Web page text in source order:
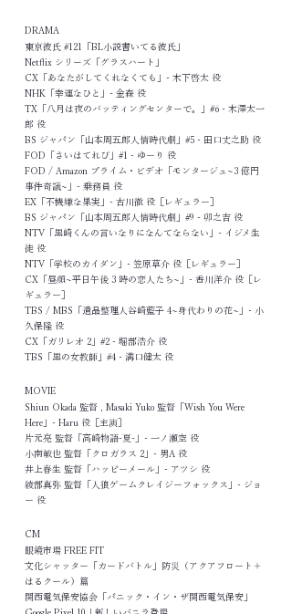
DRAMA
東京彼氏 #121「BL小説書いてる彼氏」
Netflix シリーズ「グラスハート」
CX「あなたがしてくれなくても」- 木下啓太 役
NHK「幸運なひと」- 金森 役
TX「八月は夜のバッティングセンターで。」#6 - 木澤太一
郎 役
BS ジャパン「山本周五郎人情時代劇」#5 - 田口丈之助 役
FOD「さいはてれび」#1 - ゆーり 役
FOD / Amazon プライム・ビデオ「モンタージュ~3 億円
事件奇議~」- 乗務員 役
EX「不機嫌な果実」- 古川徹 役［レギュラー］
BS ジャパン「山本周五郎人情時代劇」#9 - 卯之吉 役
NTV「黒崎くんの言いなりになんてならない」- イジメ生
徒 役
NTV「学校のカイダン」- 笠原草介 役［レギュラー］
CX「昼顔~平日午後 3 時の恋人たち~」- 香川洋介 役［レ
ギュラー］
TBS / MBS「遺品整理人谷崎藍子 4~身代わりの花~」- 小
久保隆 役
CX「ガリレオ 2」#2 - 堀部浩介 役
TBS「黒の女教師」#4 - 溝口健太 役
MOVIE
Shiun Okada 監督 , Masaki Yuko 監督「Wish You Were
Here」- Haru 役［主演］
片元亮 監督「高崎物語-夏-」- 一ノ瀬空 役
小南敏也 監督「クロガラス 2」- 男A 役
井上春生 監督「ハッピーメール」- アツシ 役
綾部真弥 監督「人狼ゲームクレイジーフォックス」- ジョ
ー 役
CM
​眼鏡市場 FREE FIT
文化シャッター「カードバトル」防災（アクアフロート＋
はるクール）篇
関西電気保安協会「パニック・イン・ザ関西電気保安」
Google Pixel 10｜新しいバニラ登場